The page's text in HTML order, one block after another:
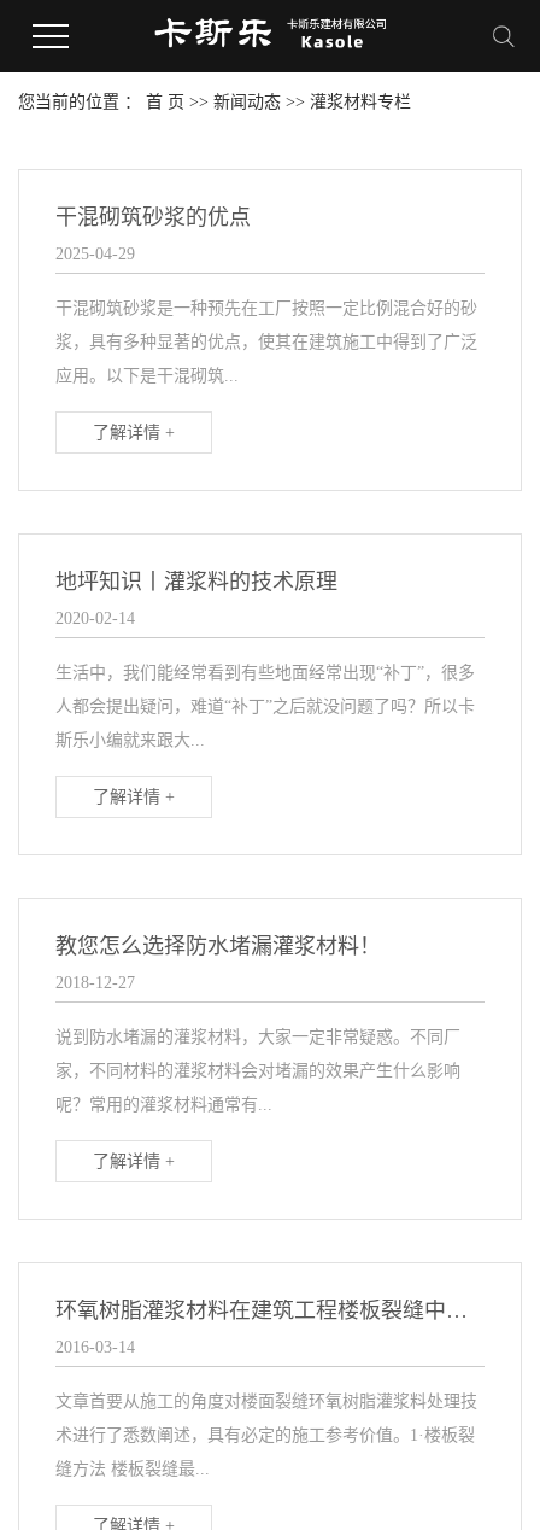
您当前的位置 ： 首 页 >> 新闻动态 >> 灌浆材料专栏
干混砌筑砂浆的优点
2025-04-29
干混砌筑砂浆是一种预先在工厂按照一定比例混合好的砂
浆，具有多种显著的优点，使其在建筑施工中得到了广泛
应用。以下是干混砌筑...
了解详情 +
地坪知识丨灌浆料的技术原理
2020-02-14
生活中，我们能经常看到有些地面经常出现“补丁”，很多
人都会提出疑问，难道“补丁”之后就没问题了吗？所以卡
斯乐小编就来跟大...
了解详情 +
教您怎么选择防水堵漏灌浆材料！
2018-12-27
说到防水堵漏的灌浆材料，大家一定非常疑惑。不同厂
家，不同材料的灌浆材料会对堵漏的效果产生什么影响
呢？常用的灌浆材料通常有...
了解详情 +
环氧树脂灌浆材料在建筑工程楼板裂缝中的处理技术应用
2016-03-14
文章首要从施工的角度对楼面裂缝环氧树脂灌浆料处理技
术进行了悉数阐述，具有必定的施工参考价值。1·楼板裂
缝方法 楼板裂缝最...
了解详情 +